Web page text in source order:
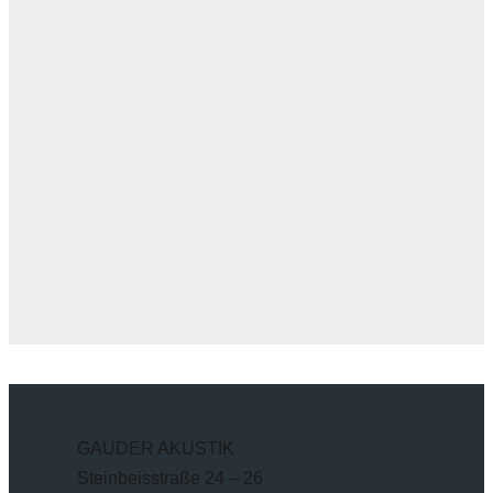
GAUDER AKUSTIK
Steinbeisstraße 24 – 26